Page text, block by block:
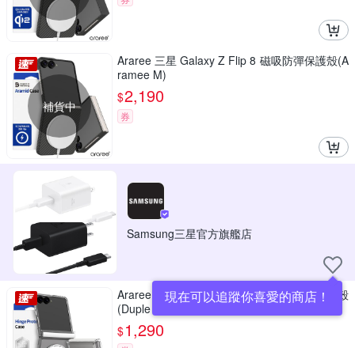
補貨中
Araree 三星 Galaxy Z Flip 8 磁吸防彈保護殼(A
ramee M)
$2,190
券
Samsung三星官方旗艦店
現在可以追蹤你喜愛的商店！
Araree 三星 Galaxy Z Flip 8 磁吸式支架保護殼
(Duple 360MS)
$1,290